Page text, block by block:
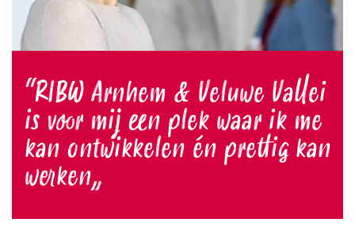
RIBW Arnhem & Veluwe Vallei
is voor mij een plek waar ik me
kan ontwikkelen én prettig kan
werken